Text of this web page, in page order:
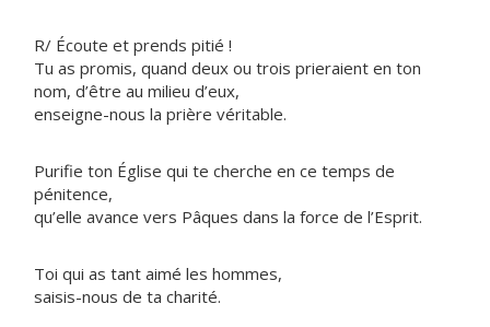
R/ Écoute et prends pitié !
Tu as promis, quand deux ou trois prieraient en ton
nom, d’être au milieu d’eux,
enseigne-nous la prière véritable.
Purifie ton Église qui te cherche en ce temps de
pénitence,
qu’elle avance vers Pâques dans la force de l’Esprit.
Toi qui as tant aimé les hommes,
saisis-nous de ta charité.